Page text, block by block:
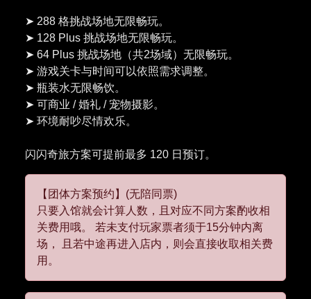
➤ 288 格挑战场地无限畅玩。
➤ 128 Plus 挑战场地无限畅玩。
➤ 64 Plus 挑战场地（共2场域）无限畅玩。
➤ 游戏关卡与时间可以依照需求调整。
➤ 瓶装水无限畅饮。
➤ 可商业 / 婚礼 / 宠物摄影。
➤ 环境耐吵尽情欢乐。
【团体方案预约】(无陪同票)
只要入馆就会计算人数，且对应不同方案酌收相
关费用哦。 若未支付玩家票者须于15分钟内离
场， 且若中途再进入店内，则会直接收取相关费
用。